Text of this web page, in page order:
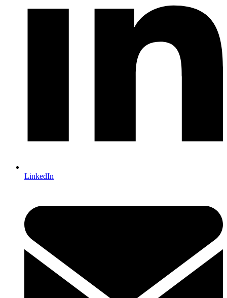
LinkedIn